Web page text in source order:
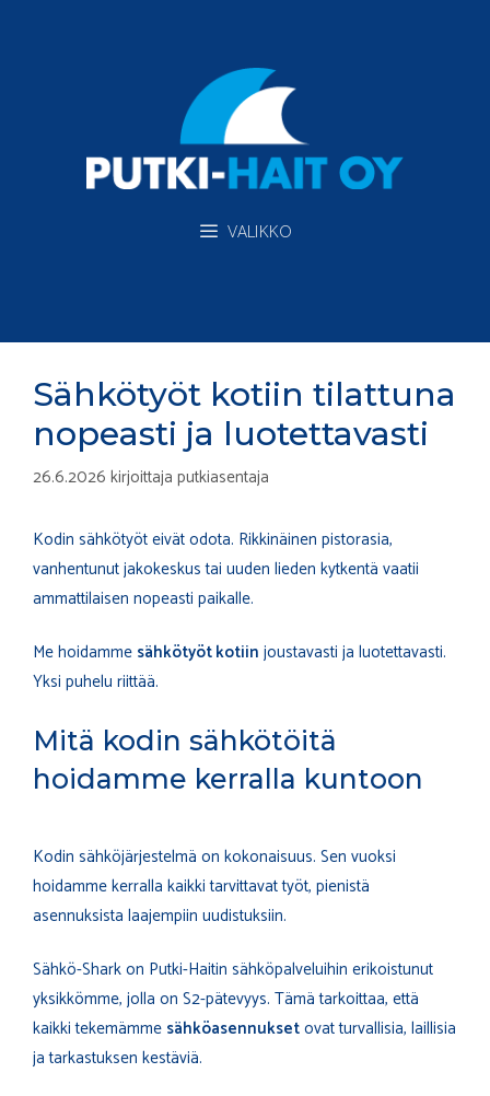
VALIKKO
Sähkötyöt kotiin tilattuna
nopeasti ja luotettavasti
26.6.2026 kirjoittaja putkiasentaja
Kodin sähkötyöt eivät odota. Rikkinäinen pistorasia,
vanhentunut jakokeskus tai uuden lieden kytkentä vaatii
ammattilaisen nopeasti paikalle.
Me hoidamme sähkötyöt kotiin joustavasti ja luotettavasti.
Yksi puhelu riittää.
Mitä kodin sähkötöitä
hoidamme kerralla kuntoon
Kodin sähköjärjestelmä on kokonaisuus. Sen vuoksi
hoidamme kerralla kaikki tarvittavat työt, pienistä
asennuksista laajempiin uudistuksiin.
Sähkö-Shark on Putki-Haitin sähköpalveluihin erikoistunut
yksikkömme, jolla on S2-pätevyys. Tämä tarkoittaa, että
kaikki tekemämme sähköasennuksetovat turvallisia, laillisia
ja tarkastuksen kestäviä.